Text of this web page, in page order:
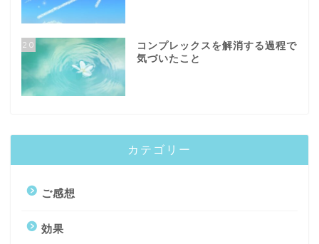
20
コンプレックスを解消する過程で
気づいたこと
カテゴリー
ご感想
効果